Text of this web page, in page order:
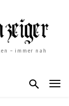
– immer nah